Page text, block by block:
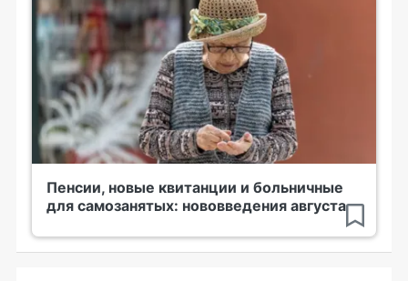
Пенсии, новые квитанции и больничные
для самозанятых: нововведения августа